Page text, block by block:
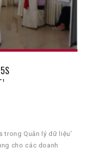
trong Quản lý dữ liệu’
cho các doanh